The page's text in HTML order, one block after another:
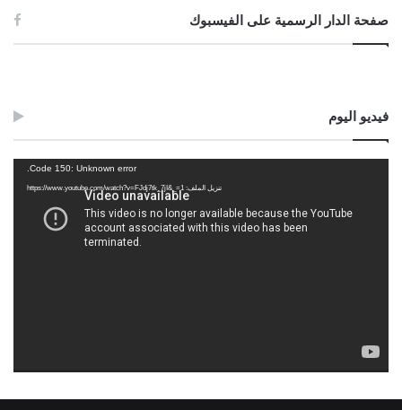
صفحة الدار الرسمية على الفيسبوك
فيديو اليوم
Code 150: Unknown error.
تنزيل الملف: https://www.youtube.com/watch?v=FJdj7tk_7jI&_=1